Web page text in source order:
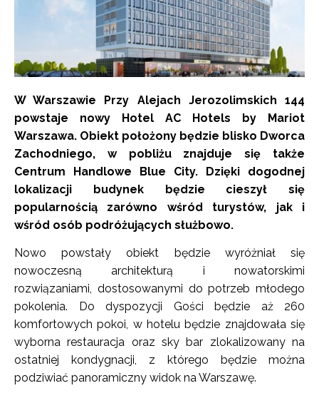
W Warszawie Przy Alejach Jerozolimskich 144
powstaje nowy Hotel AC Hotels by Mariot
Warszawa. Obiekt położony będzie blisko Dworca
Zachodniego, w pobliżu znajduje się także
Centrum Handlowe Blue City. Dzięki dogodnej
lokalizacji budynek będzie cieszył się
popularnością zarówno wśród turystów, jak i
wśród osób podróżujących służbowo.
Nowo powstały obiekt będzie wyróżniał się
nowoczesną architekturą i nowatorskimi
rozwiązaniami, dostosowanymi do potrzeb młodego
pokolenia. Do dyspozycji Gości będzie aż 260
komfortowych pokoi, w hotelu będzie znajdowała się
wyborna restauracja oraz sky bar zlokalizowany na
ostatniej kondygnacji, z którego będzie można
podziwiać panoramiczny widok na Warszawę.